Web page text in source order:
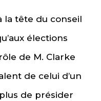
tête du conseil
élections
de M. Clarke
de celui d’un
de présider